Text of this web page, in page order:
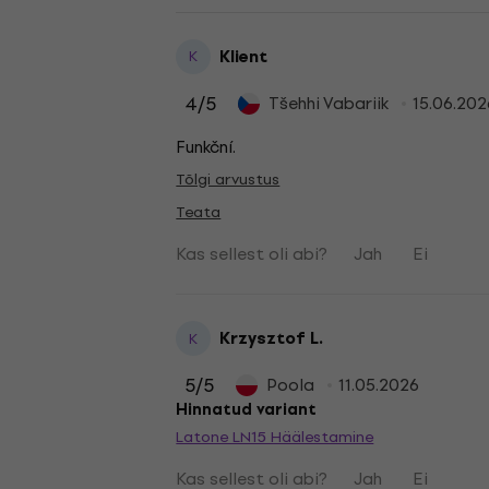
K Klient
4/5 Tšehhi Vabariik
Funkční.
Tõlgi arvustus
Teata
Kas sellest oli abi? Jah Ei
K Krzysztof L.
5/5 Poola 11.05.2026
Hinnatud variant
Latone LN15 Häälestamine
Kas sellest oli abi? Jah Ei